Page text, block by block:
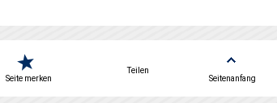
Seite merken
Teilen
Seitenanfang